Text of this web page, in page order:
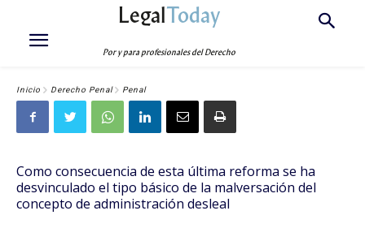
LegalToday
Por y para profesionales del Derecho
Inicio Derecho Penal Penal
Como consecuencia de esta última reforma se ha
desvinculado el tipo básico de la malversación del
concepto de administración desleal